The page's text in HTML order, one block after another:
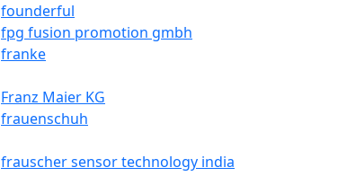
founderful
fpg fusion promotion gmbh
franke
Franz Maier KG
frauenschuh
frauscher sensor technology india